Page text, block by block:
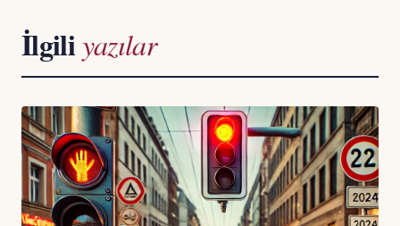
İlgiliyazılar